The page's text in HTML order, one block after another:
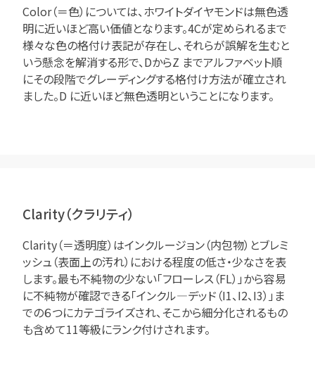
Color（＝色）については、ホワイトダイヤモンドは無色透
明に近いほど高い価値となります。4Cが定められるまで
様々な色の格付け表記が存在し、それらが誤解を生むと
いう懸念を解消する形で、DからZ までアルファベット順
にその段階でグレーディングする格付け方法が確立され
ました。D に近いほど無色透明ということになります。
Clarity（クラリティ）
Clarity（＝透明度）はインクルージョン（内包物）とブレミ
ッシュ（表面上の汚れ）における程度の低さ・少なさを表
します。最も不純物の少ない「フローレス（FL）」から容易
に不純物が確認できる「インクル―デッド（I1、I2、I3）」ま
での６つにカテゴライズされ、そこから細分化されるもの
も含めて11等級にランク付けされます。